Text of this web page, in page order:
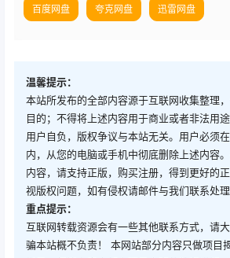
百度网盘 夸克网盘 迅雷网盘
温馨提示：
本站所发布的全部内容源于互联网收集整理
目的；不得将上述内容用于商业或者非法用
用户自负，版权争议与本站无关。用户必须
内，从您的电脑或手机中彻底删除上述内容
内容，请支持正版，购买注册，得到更好的
视版权问题，如有侵权请邮件与我们联系处理
重点提示：
互联网转载资源会有一些其他联系方式，请
骗本站概不负责！ 本网站部分内容只做项目